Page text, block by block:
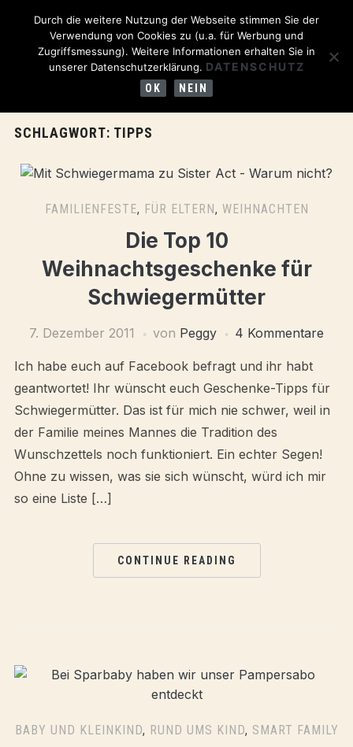
SCHLAGWORT: TIPPS
FAMILIENFESTE, FÜR ELTERN, WEIHNACHTEN
Die Top 10
Weihnachtsgeschenke für
Schwiegermütter
7. Dezember 2011 von Peggy 4 Kommentare
Ich habe euch auf Facebook befragt und ihr habt
geantwortet! Ihr wünscht euch Geschenke-Tipps für
Schwiegermütter. Das ist für mich nie schwer, weil in
der Familie meines Mannes die Tradition des
Wunschzettels noch funktioniert. Ein echter Segen!
Ohne zu wissen, was sie sich wünscht, würd ich mir
so eine Liste […]
CONTINUE READING
BABY UND KLEINKIND, RUND UMS KIND, SMART FAMILY
Durch die weitere Nutzung der Webseite stimmen Sie der
Verwendung von Cookies zu (u.a. für Werbung und
Zugriffsmessung). Weitere Informationen erhalten Sie in
unserer Datenschutzerklärung. DATENSCHUTZ
OK NEIN